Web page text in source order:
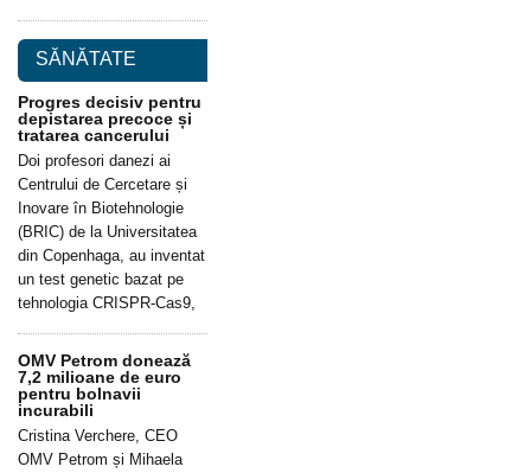
SĂNĂTATE
Progres decisiv pentru
depistarea precoce și
tratarea cancerului
Doi profesori danezi ai
Centrului de Cercetare și
Inovare în Biotehnologie
(BRIC) de la Universitatea
din Copenhaga, au inventat
un test genetic bazat pe
tehnologia CRISPR-Cas9,
OMV Petrom donează
7,2 milioane de euro
pentru bolnavii
incurabili
Cristina Verchere, CEO
OMV Petrom și Mihaela